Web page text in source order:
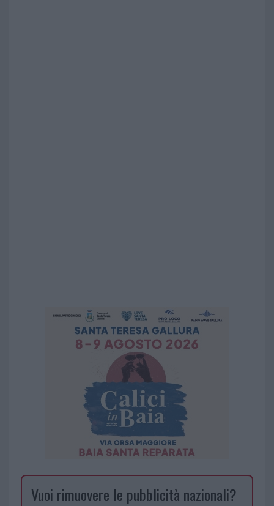
Vuoi rimuovere le pubblicità nazionali?